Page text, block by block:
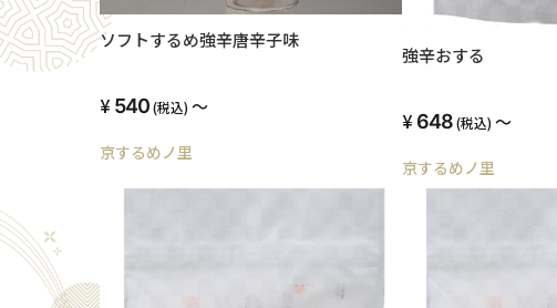
ソフトするめ強辛唐辛子味
540(税込) ～
京するめノ里
強辛おする
648(税込) ～
京するめノ里